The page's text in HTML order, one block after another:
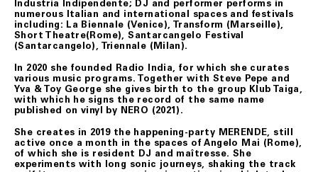
In ogni ipotesi di cui sopra, soltanto dopo aver verificato
le condizioni del/i prodotto/i restituiti, Fondazione
Merz provvederà al rimborso del loro prezzo, mediante
storno dell’importo addebitato sulla carta di credito
indicata dal Cliente, nel minor tempo possibile e,
comunque, in ogni caso, quattordici (14) giorni dal
rientro della merce.
Nei casi di mancato rispetto delle condizioni e modalità
di esercizio del recesso previste nel presente articolo, il
contratto rimarrà valido ed efficace, pertanto, il Cliente
non avrà nulla a pretendere da Fondazione Merz che, se
richiesto, restituirà il/i prodotti al Cliente addebitando
le spese di spedizione.
Industria Indipendente; DJ and performer performs in
numerous Italian and international spaces and festivals
including: La Biennale (Venice), Transform (Marseille),
Short Theatre(Rome), Santarcangelo Festival
(Santarcangelo), Triennale (Milan).
In 2020 she founded Radio India, for which she curates
various music programs. Together with Steve Pepe and
Yva & Toy George she gives birth to the group Klub Taiga,
with which he signs the record of the same name
published on vinyl by NERO (2021).
She creates in 2019 the happening-party MERENDE, still
active once a month in the spaces of Angelo Mai (Rome),
of which she is resident DJ and maîtresse. She
experiments with long sonic journeys, shaking the track